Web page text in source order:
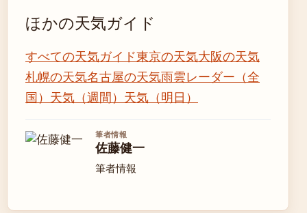
ほかの天気ガイド
すべての天気ガイド東京の天気大阪の天気
札幌の天気名古屋の天気雨雲レーダー（全
国） 天気（週間） 天気（明日）
筆者情報
佐藤健一
筆者情報